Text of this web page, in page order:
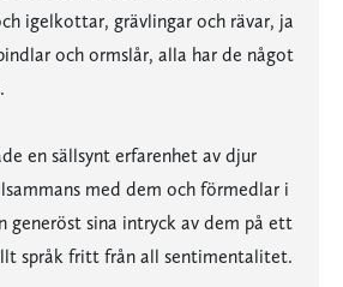
igelkottar, grävlingar och rävar, ja
och ormslår, alla har de något
en sällsynt erfarenhet av djur
med dem och förmedlar i
generöst sina intryck av dem på ett
språk fritt från all sentimentalitet.